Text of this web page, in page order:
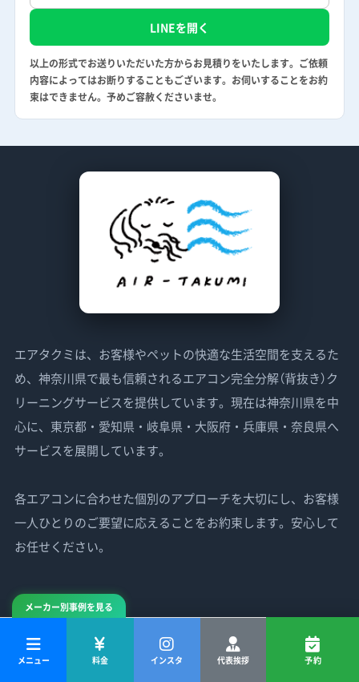
メーカー別事例を見る
メニュー 料金 インスタ 代表挨拶 予約
LINEを開く
以上の形式でお送りいただいた方からお見積りをいたします。ご依頼
内容によってはお断りすることもございます。お伺いすることをお約
束はできません。予めご容赦くださいませ。
エアタクミは、お客様やペットの快適な生活空間を支えるた
め、神奈川県で最も信頼されるエアコン完全分解（背抜き）ク
リーニングサービスを提供しています。現在は神奈川県を中
心に、東京都・愛知県・岐阜県・大阪府・兵庫県・奈良県へ
サービスを展開しています。
各エアコンに合わせた個別のアプローチを大切にし、お客様
一人ひとりのご要望に応えることをお約束します。安心して
お任せください。
SERVICEサービス
料金・プラン